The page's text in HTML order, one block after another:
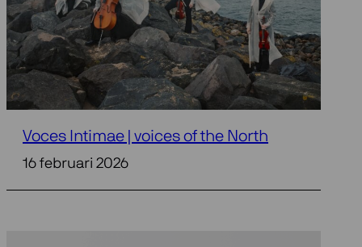
Voces Intimae | voices of the North
16 februari 2026